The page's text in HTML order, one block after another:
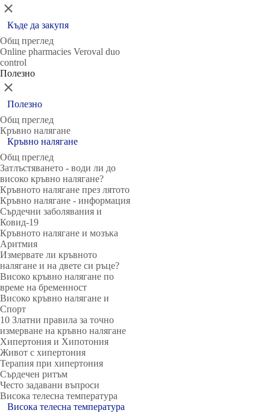
Затвори
Къде да закупя
Общ преглед
Online pharmacies Veroval duo
control
Полезно
Затвори
Полезно
Общ преглед
Кръвно налягане
Кръвно налягане
Общ преглед
Затлъстяването - води ли до
високо кръвно налягане?
Кръвното налягане през лятото
Кръвно налягане - информация
Сърдечни заболявания и
Ковид-19
Кръвното налягане и мозъка
Аритмия
Измервате ли кръвното
налягане и на двете си ръце?
Високо кръвно налягане по
време на бременност
Високо кръвно налягане и
Спорт
10 Златни правила за точно
измерване на кръвно налягане
Хипертония и Хипотония
Живот с хипертония
Терапия при хипертония
Сърдечен ритъм
Често задавани въпроси
Висока телесна температура
Висока телесна температура